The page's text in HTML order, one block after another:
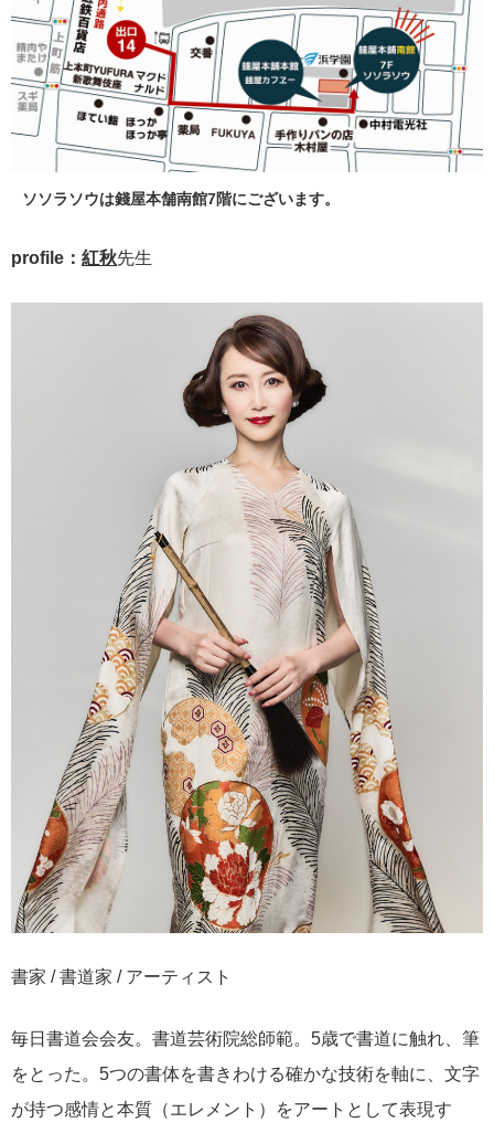
ソソラソウは錢屋本舗南館7階にございます。
profile： 紅秋先生
書家 / 書道家 / アーティスト
毎日書道会会友。書道芸術院総師範。5歳で書道に触れ、筆
をとった。5つの書体を書きわける確かな技術を軸に、文字
が持つ感情と本質（エレメント）をアートとして表現す